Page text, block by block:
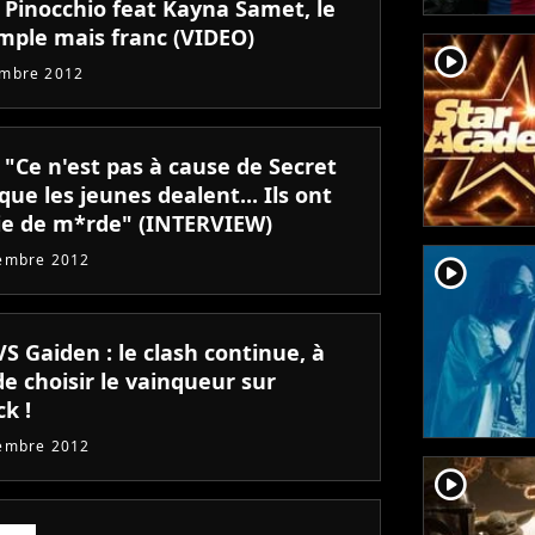
Pinocchio feat Kayna Samet, le
mais franc (VIDEO)
2012
n'est pas à cause de Secret
les jeunes dealent... Ils ont
de m*rde" (INTERVIEW)
2012
Gaiden : le clash continue, à
choisir le vainqueur sur
!
2012
player2
player2
player2